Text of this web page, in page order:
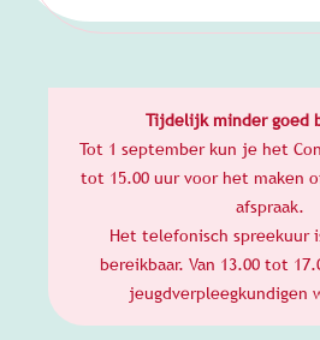
Tijdelijk minder goed
Tot 1 september kun je het
tot 15.00 uur voor het maken
afspraak.
Het telefonisch spreekuur
bereikbaar. Van 13.00 tot
jeugdverpleegkundigen